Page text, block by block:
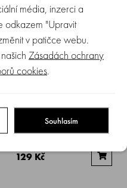
-35%
AKCE
Pale Mauve
Skladem > 5 ks
129 Kč
média, inzerci a
odkazem "Upravit
v patičce webu.
Zásadách ochrany
cookies.
Souhlasím